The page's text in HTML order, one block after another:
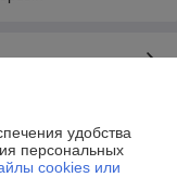
удобства
персональных
cookies или